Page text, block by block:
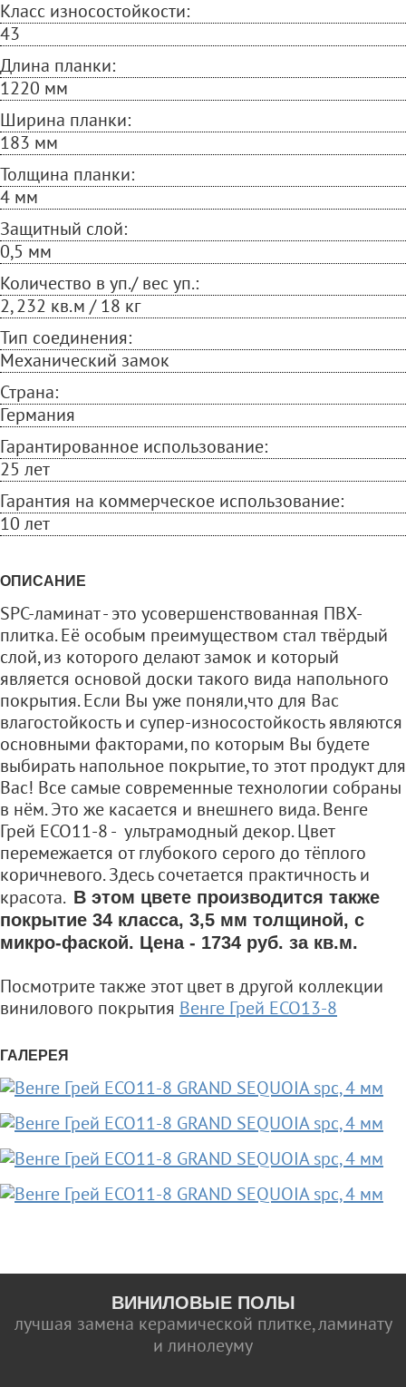
Класс износостойкости:
43
Длина планки:
1220 мм
Ширина планки:
183 мм
Толщина планки:
4 мм
Защитный слой:
0,5 мм
Количество в уп./ вес уп.:
2, 232 кв.м / 18 кг
Тип соединения:
Механический замок
Страна:
Германия
Гарантированное использование:
25 лет
Гарантия на коммерческое использование:
10 лет
ОПИСАНИЕ
SPC-ламинат - это усовершенствованная ПВХ-
плитка. Её особым преимуществом стал твёрдый
слой, из которого делают замок и который
является основой доски такого вида напольного
покрытия. Если Вы уже поняли,что для Вас
влагостойкость и супер-износостойкость являются
основными факторами, по которым Вы будете
выбирать напольное покрытие, то этот продукт для
Вас! Все самые современные технологии собраны
в нём. Это же касается и внешнего вида. Венге
Грей ЕСО11-8 - ультрамодный декор. Цвет
перемежается от глубокого серого до тёплого
коричневого. Здесь сочетается практичность и
красота. В этом цвете производится также
покрытие 34 класса, 3,5 мм толщиной, с
микро-фаской. Цена - 1734 руб. за кв.м.
Посмотрите также этот цвет в другой коллекции
винилового покрытия Венге Грей ЕСО13-8
ГАЛЕРЕЯ
ВИНИЛОВЫЕ ПОЛЫ
лучшая замена керамической плитке, ламинату
и линолеуму